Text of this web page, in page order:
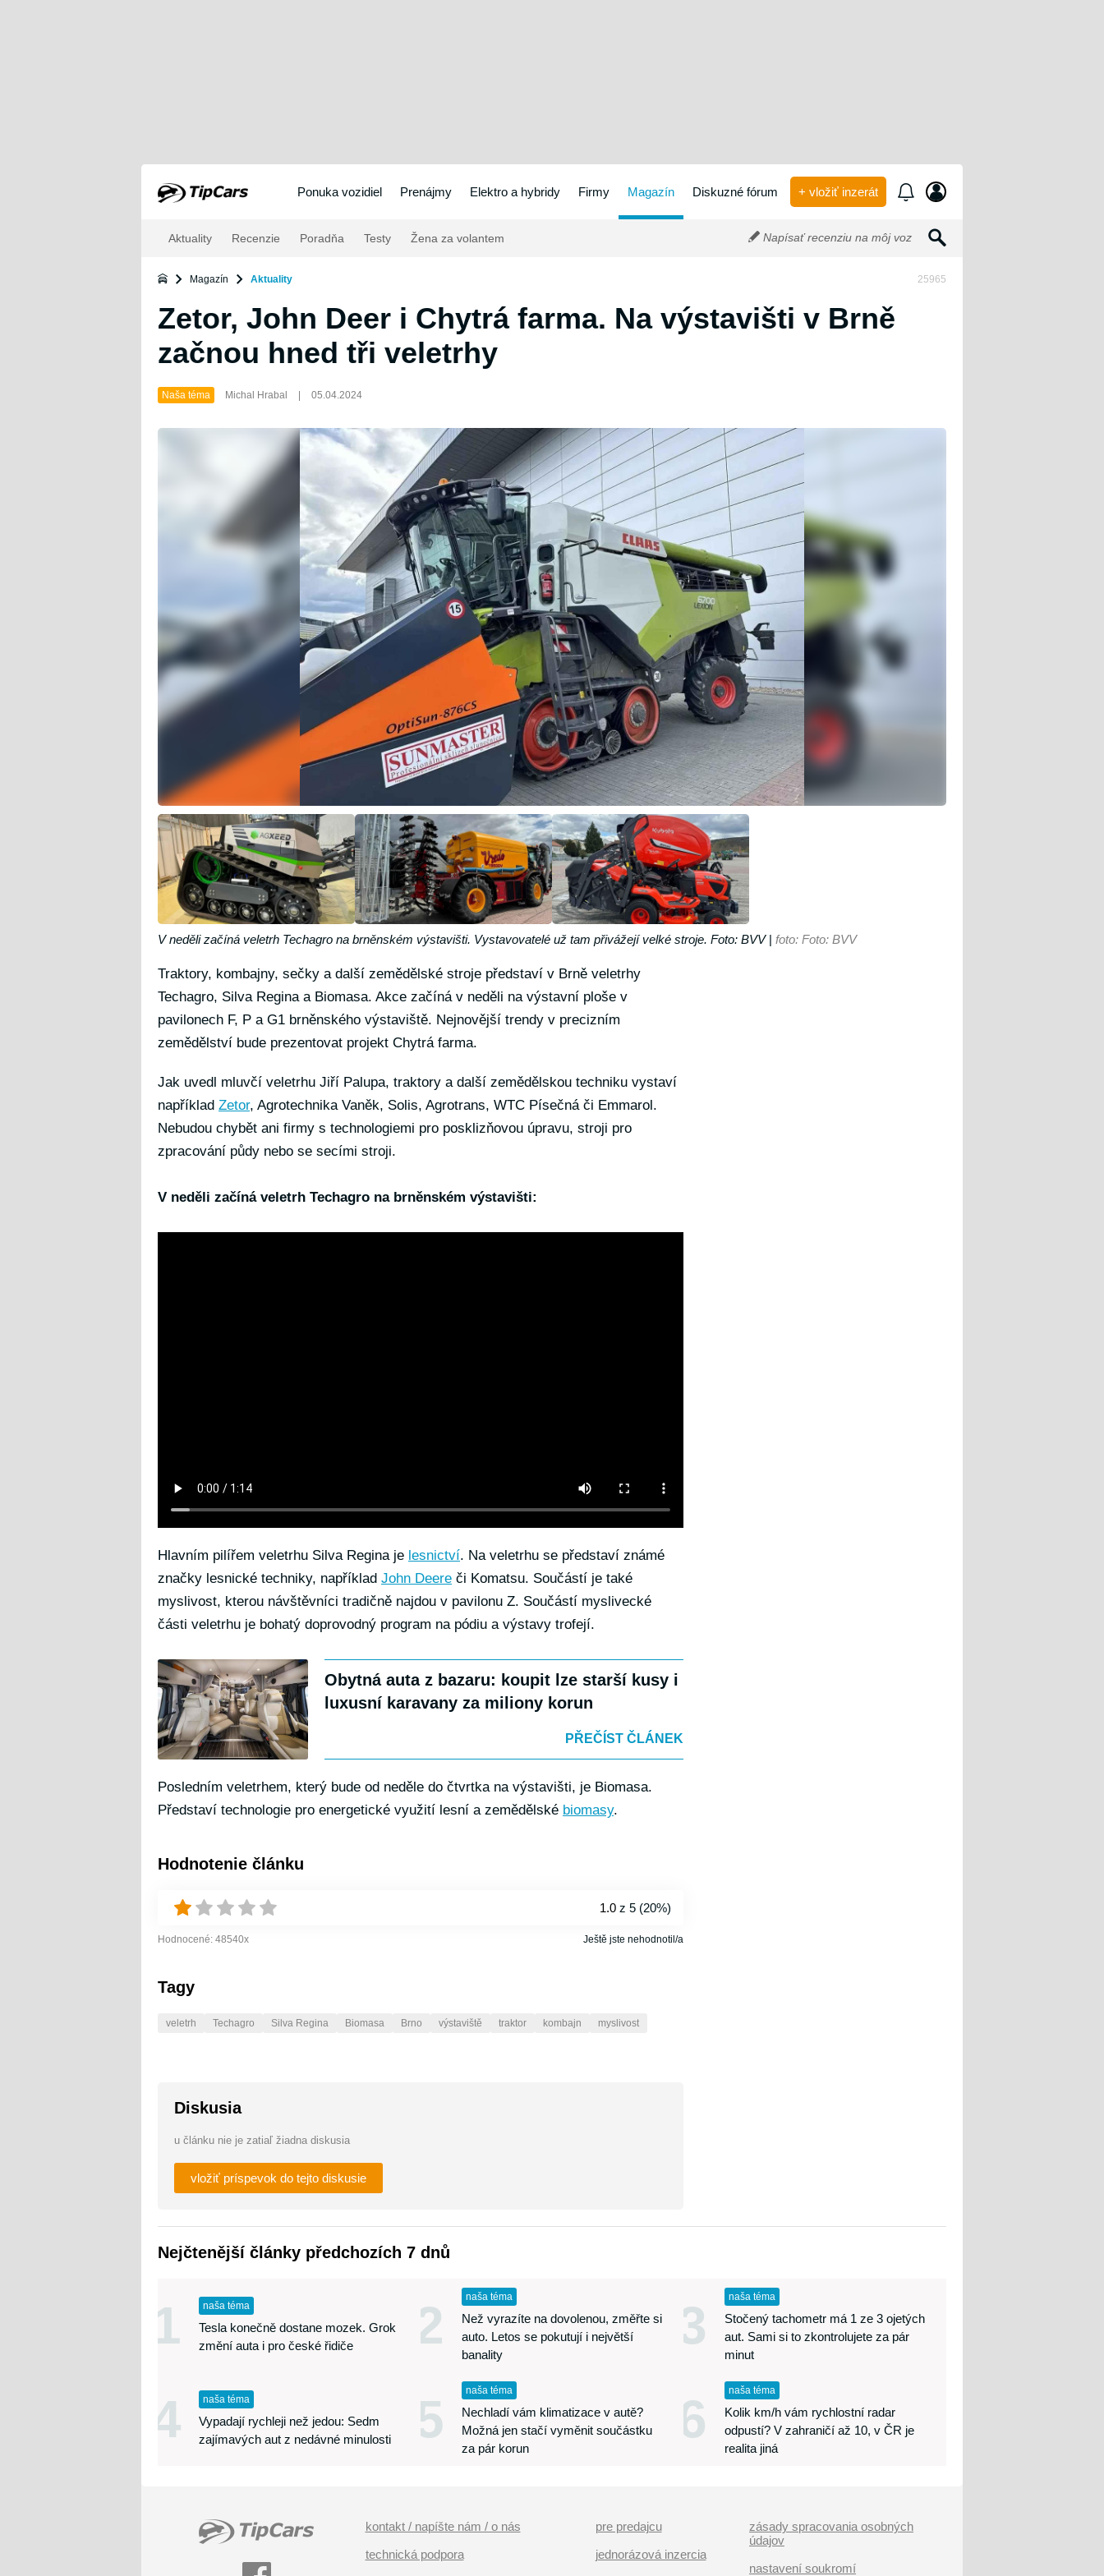
Ponuka vozidiel Prenájmy Elektro a hybridy Firmy Magazín Diskuzné fórum + vložiť inzerát
Aktuality Recenzie Poradňa Testy Žena za volantem Napísať recenziu na môj voz
Magazín Aktuality 25965
Zetor, John Deer i Chytrá farma. Na výstavišti v Brně
začnou hned tři veletrhy
Naša téma Michal Hrabal 05.04.2024
V neděli začíná veletrh Techagro na brněnském výstavišti. Vystavovatelé už tam přivážejí velké stroje. Foto: BVV| foto: Foto: BVV
Traktory, kombajny, sečky a další zemědělské stroje představí v Brně veletrhy
Techagro, Silva Regina a Biomasa. Akce začíná v neděli na výstavní ploše v
pavilonech F, P a G1 brněnského výstaviště. Nejnovější trendy v precizním
zemědělství bude prezentovat projekt Chytrá farma.
Jak uvedl mluvčí veletrhu Jiří Palupa, traktory a další zemědělskou techniku vystaví
například Zetor, Agrotechnika Vaněk, Solis, Agrotrans, WTC Písečná či Emmarol.
Nebudou chybět ani firmy s technologiemi pro posklizňovou úpravu, stroji pro
zpracování půdy nebo se secími stroji.
V neděli začíná veletrh Techagro na brněnském výstavišti:
Hlavním pilířem veletrhu Silva Regina je lesnictví. Na veletrhu se představí známé
značky lesnické techniky, například John Deere či Komatsu. Součástí je také
myslivost, kterou návštěvníci tradičně najdou v pavilonu Z. Součástí myslivecké
části veletrhu je bohatý doprovodný program na pódiu a výstavy trofejí.
Obytná auta z bazaru: koupit lze starší kusy i
luxusní karavany za miliony korun
PŘEČÍST ČLÁNEK
Posledním veletrhem, který bude od neděle do čtvrtka na výstavišti, je Biomasa.
Představí technologie pro energetické využití lesní a zemědělské biomasy.
Hodnotenie článku
1.0 z 5 (20%)
Hodnocené: 48540x Ještě jste nehodnotil/a
Tagy
veletrh Techagro Silva Regina Biomasa Brno výstaviště traktor kombajn myslivost
Diskusia
u článku nie je zatiaľ žiadna diskusia
vložiť príspevok do tejto diskusie
Nejčtenější články předchozích 7 dnů
1 naša téma
Tesla konečně dostane mozek. Grok
změní auta i pro české řidiče
2 naša téma
Než vyrazíte na dovolenou, změřte si
auto. Letos se pokutují i největší
banality
3 naša téma
Stočený tachometr má 1 ze 3 ojetých
aut. Sami si to zkontrolujete za pár
minut
4 naša téma
Vypadají rychleji než jedou: Sedm
zajímavých aut z nedávné minulosti
5 naša téma
Nechladí vám klimatizace v autě?
Možná jen stačí vyměnit součástku
za pár korun
6 naša téma
Kolik km/h vám rychlostní radar
odpustí? V zahraničí až 10, v ČR je
realita jiná
kontakt / napíšte nám / o nás
technická podpora
pre predajcu
jednorázová inzercia
zásady spracovania osobných
údajov
nastavení soukromí